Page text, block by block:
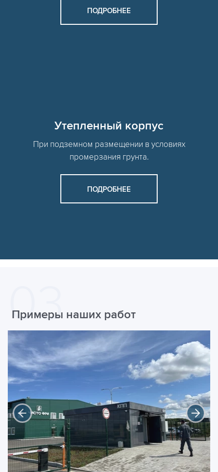
ПОДРОБНЕЕ
Утепленный корпус
При подземном размещении в условиях
промерзания грунта.
ПОДРОБНЕЕ
Примеры наших работ